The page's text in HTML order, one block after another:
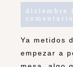
diciembre
Ya metidos
empezar a